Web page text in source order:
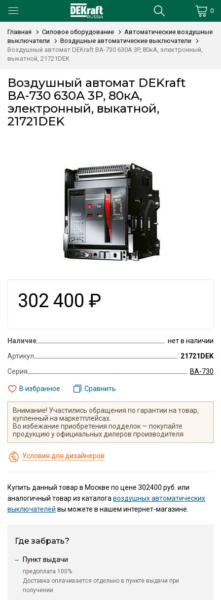
0
Главная Силовое оборудование
Автоматические воздушные
выключатели
Воздушные автоматические выключатели
Воздушный автомат DEKraft ВА-730 630А 3P, 80кА, электронный,
выкатной, 21721DEK
Воздушный автомат DEKraft
ВА-730 630А 3P, 80кА,
электронный, выкатной,
21721DEK
302 400 ₽
Наличие
нет в наличии
Артикул
21721DEK
Серия
ВА-730
В избранное Сравнить
Внимание! Участились обращения по гарантии на товар,
купленный на маркетплейсах.
Во избежание приобретения подделок — покупайте
продукцию у официальных дилеров производителя
Условия для дизайнеров
Купить данный товар в Москве по цене 302400 руб. или
аналогичный товар из каталогавоздушных автоматических
выключателей вы можете в нашем интернет-магазине.
Где забрать?
Пункт выдачи
предоплата 100%
Доставка оплачивается отдельно в пункте выдачи при
получении